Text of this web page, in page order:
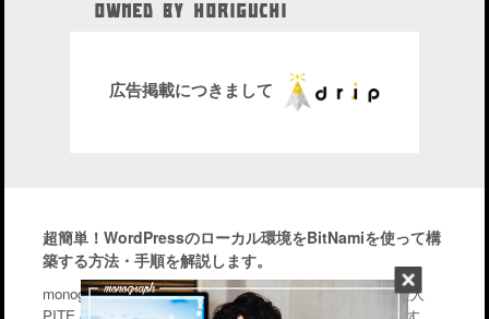
OWNED BY HORIGUCHI
株式会社drip代表取締役社長
広告掲載につきまして
超簡単！WordPressのローカル環境をBitNamiを使って構
築する方法・手順を解説します。
monographはiPhone・Macなどのガジェットを中心に管理人